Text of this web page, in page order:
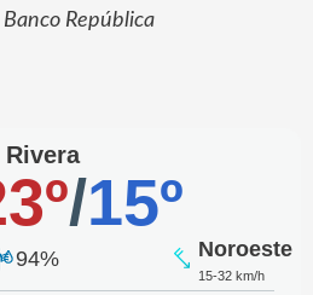
República
Rivera
/15º
94% Noroeste
15-32 km/h